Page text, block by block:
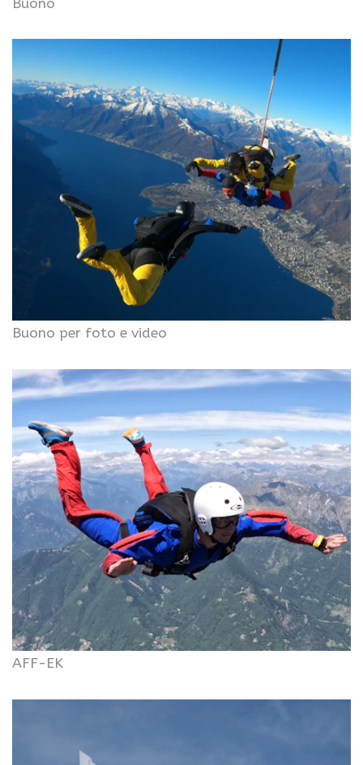
Buono per foto e video
AFF-EK